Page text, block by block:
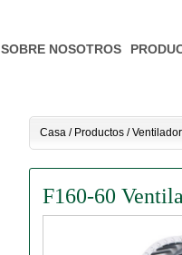
SOBRE NOSOTROS
Casa/ Productos/
F160-60